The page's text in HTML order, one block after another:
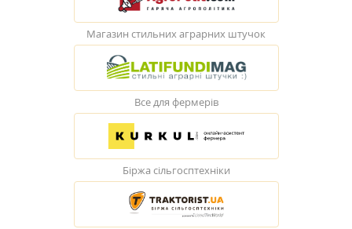
Магазин стильних аграрних штучок
Все для фермерів
Біржа сільгосптехніки